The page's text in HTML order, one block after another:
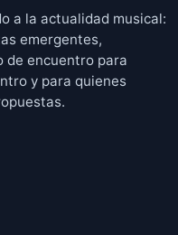
a la actualidad musical:
emergentes,
de encuentro para
y para quienes